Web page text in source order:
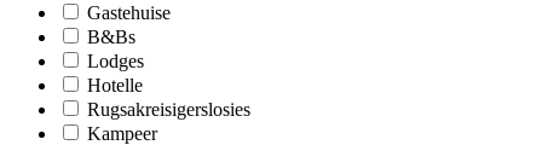
Gastehuise
B&Bs
Lodges
Hotelle
Rugsakreisigerslosies
Kampeer